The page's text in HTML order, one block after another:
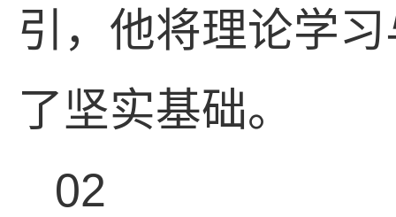
引，他将理论学
了坚实基础。
02